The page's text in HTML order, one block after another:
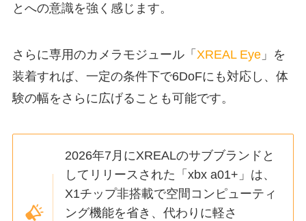
とへの意識を強く感じます。
さらに専用のカメラモジュール「 XREAL Eye」を
装着すれば、一定の条件下で6DoFにも対応し、体
験の幅をさらに広げることも可能です。
2026年7月にXREALのサブブランドと
してリリースされた「xbx a01+」は、
X1チップ非搭載で空間コンピューティ
ング機能を省き、代わりに軽さ